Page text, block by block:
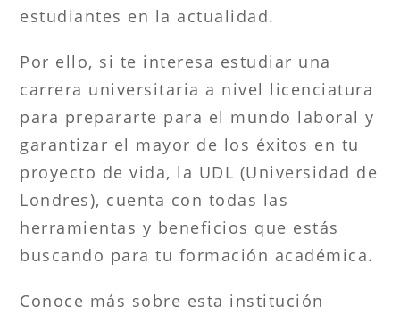
estudiantes en la actualidad.
Por ello, si te interesa estudiar una
carrera universitaria a nivel licenciatura
para prepararte para el mundo laboral y
garantizar el mayor de los éxitos en tu
proyecto de vida, la UDL (Universidad de
Londres), cuenta con todas las
herramientas y beneficios que estás
buscando para tu formación académica.
Conoce más sobre esta institución